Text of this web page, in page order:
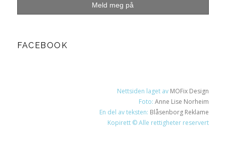
FACEBOOK
Nettsiden laget av MOFix Design
Foto:Anne Lise Norheim
En del av teksten: Blåsenborg Reklame
Kopirett © Alle rettigheter reservert